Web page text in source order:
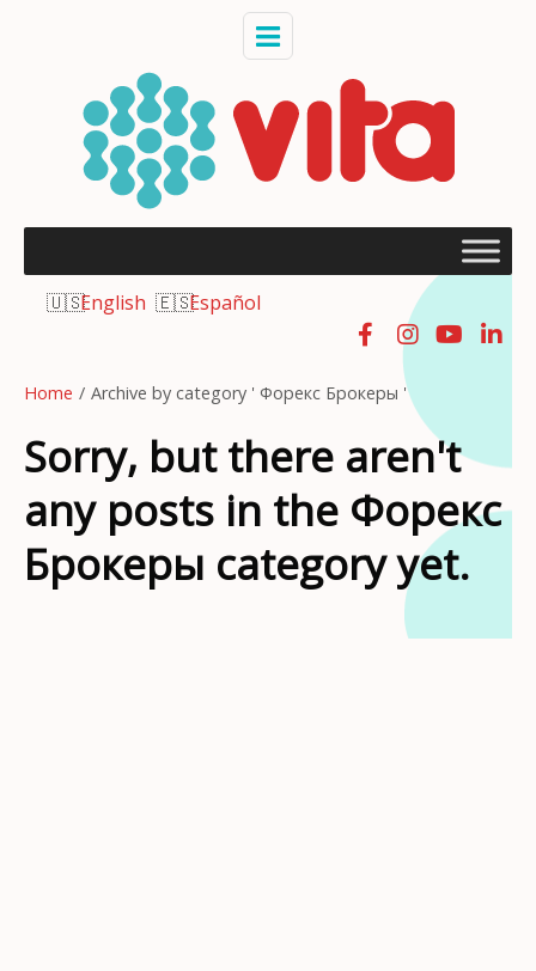
English Español
Home / Archive by category ' Форекс Брокеры '
Sorry, but there aren't
any posts in the Форекс
Брокеры category yet.